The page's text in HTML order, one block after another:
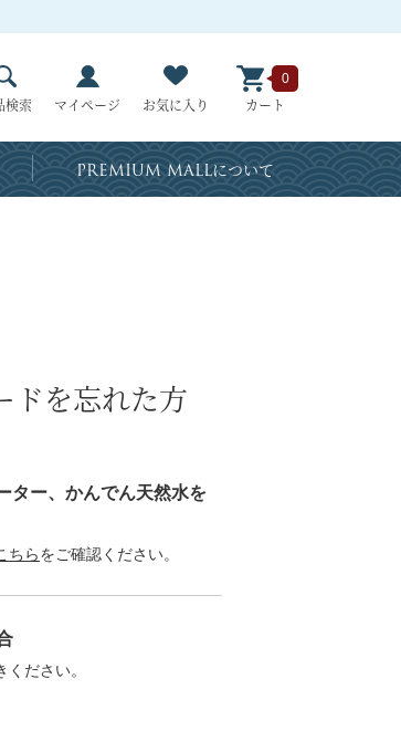
検索 マイページ お気に入り カート
0
PREMIUM MALLについて
ドを忘れた方
ター、かんでん天然水を
ちらをご確認ください。
ださい。